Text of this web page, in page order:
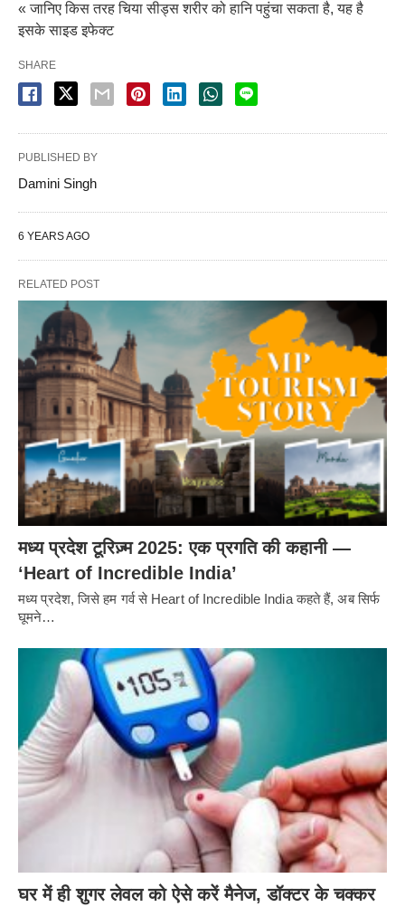
« जानिए किस तरह चिया सीड्स शरीर को हानि पहुंचा सकता है, यह है
इसके साइड इफेक्ट
SHARE
PUBLISHED BY
Damini Singh
6 YEARS AGO
RELATED POST
मध्य प्रदेश टूरिज़्म 2025: एक प्रगति की कहानी —
‘Heart of Incredible India’
मध्य प्रदेश, जिसे हम गर्व से Heart of Incredible India कहते हैं, अब सिर्फ
घूमने…
घर में ही शुगर लेवल को ऐसे करें मैनेज, डॉक्टर के चक्कर